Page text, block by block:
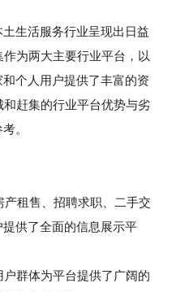
生活服务行业呈现出日益
作为两大主要行业平台，以
个人用户提供了丰富的资
赶集的行业平台优势与劣
。
租售、招聘求职、二手交
供了全面的信息展示平
群体为平台提供了广阔的